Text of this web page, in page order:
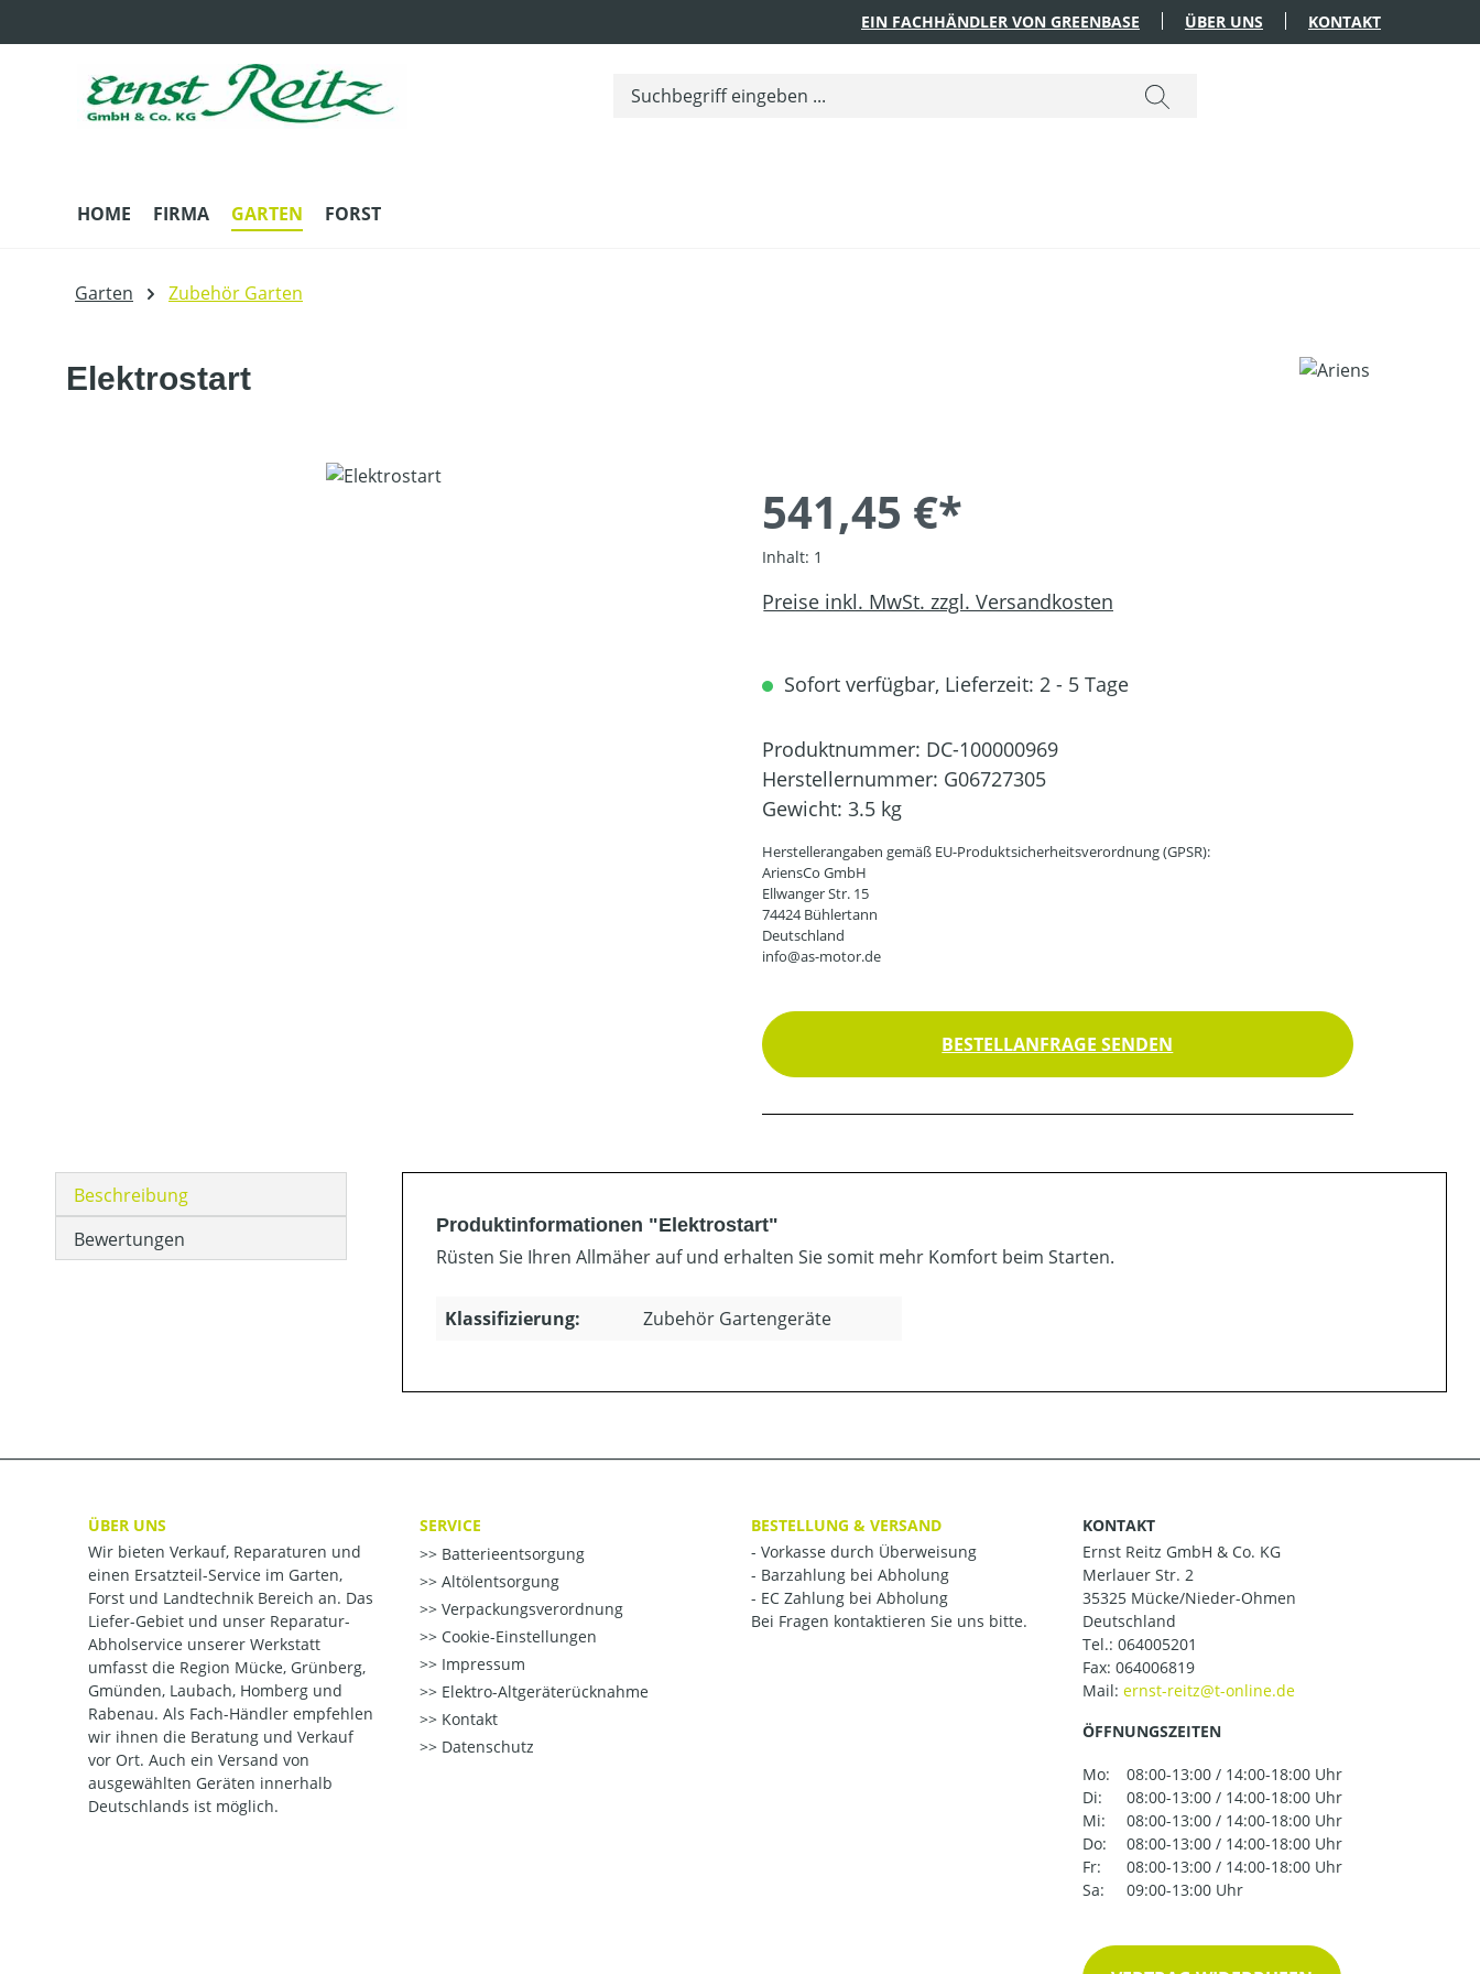
EIN FACHHÄNDLER VON GREENBASE ÜBER UNS KONTAKT
HOME FIRMA GARTEN FORST
Garten Zubehör Garten
Elektrostart
541,45 €*
Inhalt: 1
Preise inkl. MwSt. zzgl. Versandkosten
Sofort verfügbar, Lieferzeit: 2 - 5 Tage
Produktnummer: DC-100000969
Herstellernummer: G06727305
Gewicht: 3.5 kg
Herstellerangaben gemäß EU-Produktsicherheitsverordnung (GPSR):
AriensCo GmbH
Ellwanger Str. 15
74424 Bühlertann
Deutschland
info@as-motor.de
BESTELLANFRAGE SENDEN
Beschreibung
Bewertungen
Produktinformationen "Elektrostart"
Rüsten Sie Ihren Allmäher auf und erhalten Sie somit mehr Komfort beim Starten.
Klassifizierung: Zubehör Gartengeräte
ÜBER UNS
Wir bieten Verkauf, Reparaturen und
einen Ersatzteil-Service im Garten,
Forst und Landtechnik Bereich an. Das
Liefer-Gebiet und unser Reparatur-
Abholservice unserer Werkstatt
umfasst die Region Mücke, Grünberg,
Gmünden, Laubach, Homberg und
Rabenau. Als Fach-Händler empfehlen
wir ihnen die Beratung und Verkauf
vor Ort. Auch ein Versand von
ausgewählten Geräten innerhalb
Deutschlands ist möglich.
SERVICE
Batterieentsorgung
Altölentsorgung
Verpackungsverordnung
Cookie-Einstellungen
Impressum
Elektro-Altgeräterücknahme
Kontakt
Datenschutz
BESTELLUNG & VERSAND
- Vorkasse durch Überweisung
- Barzahlung bei Abholung
- EC Zahlung bei Abholung
Bei Fragen kontaktieren Sie uns bitte.
KONTAKT
Ernst Reitz GmbH & Co. KG
Merlauer Str. 2
35325 Mücke/Nieder-Ohmen
Deutschland
Tel.: 064005201
Fax: 064006819
Mail:
ÖFFNUNGSZEITEN
Mo:
08:00-13:00 / 14:00-18:00 Uhr
Di:
08:00-13:00 / 14:00-18:00 Uhr
Mi:
08:00-13:00 / 14:00-18:00 Uhr
Do:
08:00-13:00 / 14:00-18:00 Uhr
Fr:
08:00-13:00 / 14:00-18:00 Uhr
Sa:
09:00-13:00 Uhr